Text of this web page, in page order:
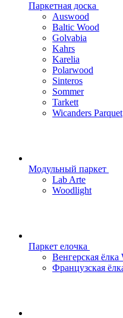
Паркетная доска
Auswood
Baltic Wood
Golvabia
Kahrs
Karelia
Polarwood
Sinteros
Sommer
Tarkett
Wicanders Parquet
Модульный паркет
Lab Arte
Woodlight
Паркет елочка
Венгерская
Французская